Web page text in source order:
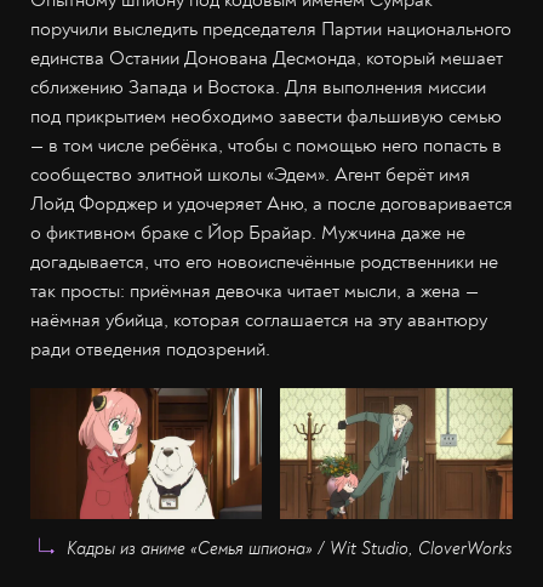
поручили выследить председателя Партии национального
единства Остании Донована Десмонда, который мешает
сближению Запада и Востока. Для выполнения миссии
под прикрытием необходимо завести фальшивую семью
— в том числе ребёнка, чтобы с помощью него попасть в
сообщество элитной школы «Эдем». Агент берёт имя
Лойд Форджер и удочеряет Аню, а после договаривается
о фиктивном браке с Йор Брайар. Мужчина даже не
догадывается, что его новоиспечённые родственники не
так просты: приёмная девочка читает мысли, а жена —
наёмная убийца, которая соглашается на эту авантюру
ради отведения подозрений.
Кадры из аниме «Семья шпиона» / Wit Studio, CloverWorks